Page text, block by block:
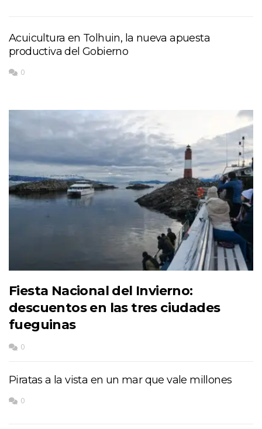
Acuicultura en Tolhuin, la nueva apuesta
productiva del Gobierno
0
Fiesta Nacional del Invierno:
descuentos en las tres ciudades
fueguinas
0
Piratas a la vista en un mar que vale millones
0